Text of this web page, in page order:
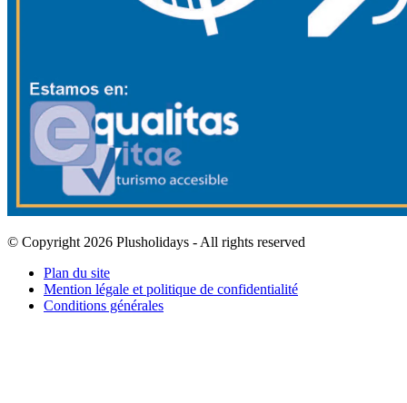
© Copyright 2026 Plusholidays - All rights reserved
Plan du site
Mention légale et politique de confidentialité
Conditions générales